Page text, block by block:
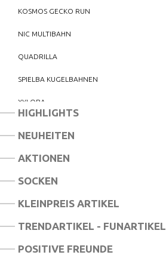
HIGHLIGHTS
NEUHEITEN
AKTIONEN
SOCKEN
KLEINPREIS ARTIKEL
TRENDARTIKEL - FUNARTIKEL
POSITIVE FREUNDE
KOSMOS GECKO RUN
NIC MULTIBAHN
QUADRILLA
SPIELBA KUGELBAHNEN
XYLOBA